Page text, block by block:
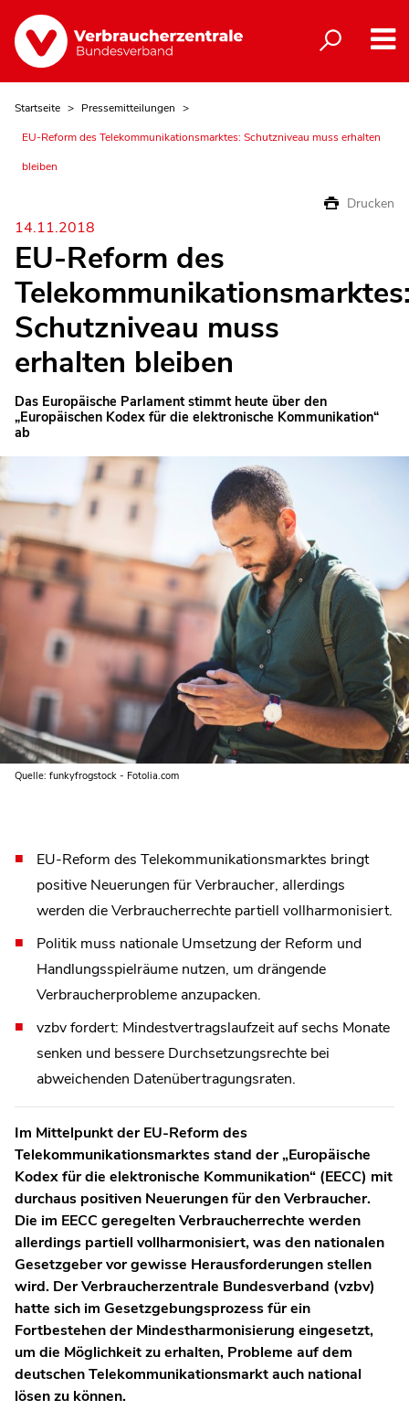
Startseite
Pressemitteilungen
EU-Reform des Telekommunikationsmarktes: Schutzniveau muss erhalten
bleiben
Drucken
14.11.2018
EU-Reform des
Schutzniveau muss
erhalten bleiben
Das Europäische Parlament stimmt heute über den
„Europäischen Kodex für die elektronische Kommunikation“
ab
Quelle: funkyfrogstock - Fotolia.com
EU-Reform des Telekommunikationsmarktes bringt
positive Neuerungen für Verbraucher, allerdings
werden die Verbraucherrechte partiell vollharmonisiert.
Politik muss nationale Umsetzung der Reform und
Handlungsspielräume nutzen, um drängende
Verbraucherprobleme anzupacken.
vzbv fordert: Mindestvertragslaufzeit auf sechs Monate
senken und bessere Durchsetzungsrechte bei
abweichenden Datenübertragungsraten.
Im Mittelpunkt der EU-Reform des
Telekommunikationsmarktes stand der „Europäische
Kodex für die elektronische Kommunikation“ (EECC) mit
durchaus positiven Neuerungen für den Verbraucher.
Die im EECC geregelten Verbraucherrechte werden
allerdings partiell vollharmonisiert, was den nationalen
Gesetzgeber vor gewisse Herausforderungen stellen
wird. Der Verbraucherzentrale Bundesverband (vzbv)
hatte sich im Gesetzgebungsprozess für ein
Fortbestehen der Mindestharmonisierung eingesetzt,
um die Möglichkeit zu erhalten, Probleme auf dem
deutschen Telekommunikationsmarkt auch national
lösen zu können.